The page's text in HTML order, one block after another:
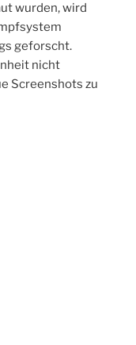
wurden, wird
geforscht.
nicht
Screenshots zu